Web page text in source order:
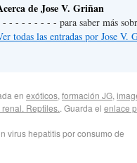
de Jose V. Griñan
- - - - - - - - para saber más
todas las entradas por Jose V.
en exóticos,formación JG,
Reptiles.. Guarda el enlace
virus hepatitis por consumo de